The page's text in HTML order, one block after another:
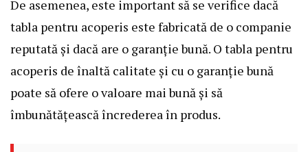
De asemenea, este important să se verifice dacă
tabla pentru acoperis este fabricată de o companie
reputată și dacă are o garanție bună. O tabla pentru
acoperis de înaltă calitate și cu o garanție bună
poate să ofere o valoare mai bună și să
îmbunătățească încrederea în produs.